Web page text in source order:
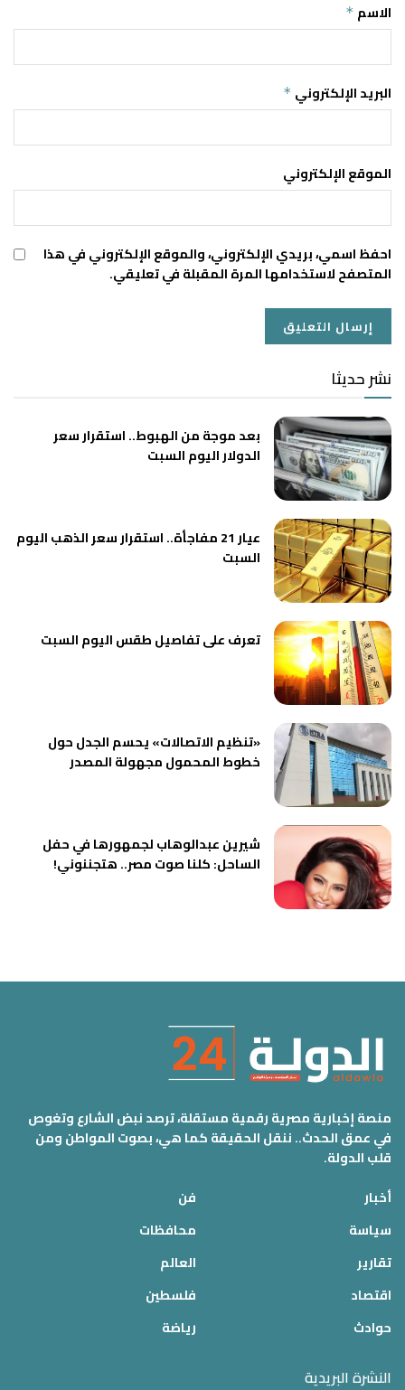
الاسم *
البريد الإلكتروني *
الموقع الإلكتروني
احفظ اسمي، بريدي الإلكتروني، والموقع الإلكتروني في هذا
المتصفح لاستخدامها المرة المقبلة في تعليقي.
نشر حديثا
بعد موجة من الهبوط.. استقرار سعر
الدولار اليوم السبت
عيار 21 مفاجأة.. استقرار سعر الذهب اليوم
السبت
تعرف على تفاصيل طقس اليوم السبت
«تنظيم الاتصالات» يحسم الجدل حول
خطوط المحمول مجهولة المصدر
شيرين عبدالوهاب لجمهورها في حفل
الساحل: كلنا صوت مصر.. هتجننوني!
منصة إخبارية مصرية رقمية مستقلة، ترصد نبض الشارع وتغوص
في عمق الحدث.. ننقل الحقيقة كما هي، بصوت المواطن ومن
قلب الدولة.
أخبار
سياسة
تقارير
اقتصاد
حوادث
فن
محافظات
العالم
فلسطين
رياضة
النشرة البريدية